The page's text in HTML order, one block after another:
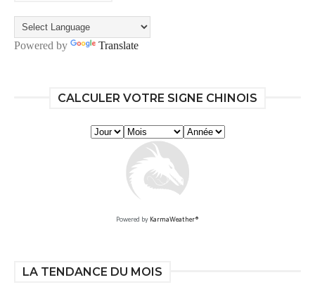
Powered by Translate
CALCULER VOTRE SIGNE CHINOIS
Powered by KarmaWeather®
LA TENDANCE DU MOIS